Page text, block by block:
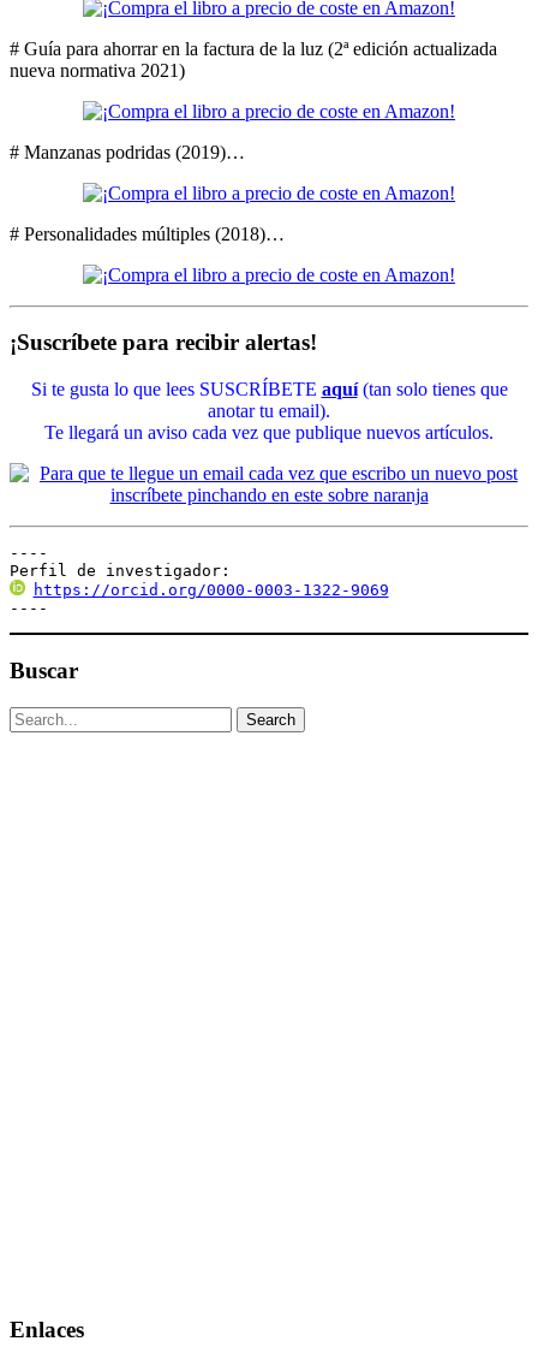
# Guía para ahorrar en la factura de la luz (2ª edición actualizada
nueva normativa 2021)
# Manzanas podridas (2019)…
# Personalidades múltiples (2018)…
¡Suscríbete para recibir alertas!
Si te gusta lo que lees SUSCRÍBETE aquí(tan solo tienes que
anotar tu email).
Te llegará un aviso cada vez que publique nuevos artículos.
----
Perfil de investigador:
https://orcid.org/0000-0003-1322-9069
----
Buscar
Enlaces